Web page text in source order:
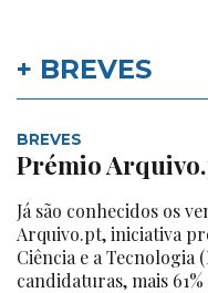
+ BREVES
BREVES
Prémio
Já são conhecidos os
Arquivo.pt, iniciativa
Ciência e a Tecnologia
candidaturas, mais 61%